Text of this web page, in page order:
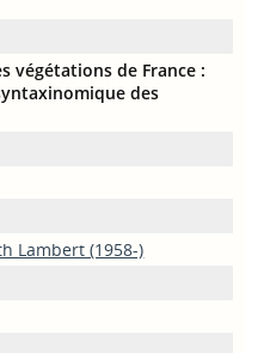
végétations de France :
des
Lambert (1958-)